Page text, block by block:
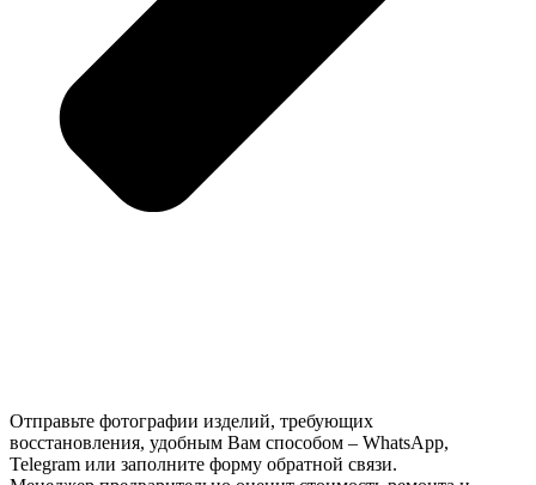
Отправьте фотографии изделий, требующих
восстановления, удобным Вам способом – WhatsApp,
Telegram или заполните форму обратной связи.